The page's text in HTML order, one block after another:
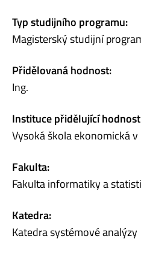
Typ studijního programu:
Magisterský studijní
Přidělovaná hodnost:
Ing.
Instituce přidělující
Vysoká škola ekonomická v
Fakulta:
Fakulta informatiky a
Katedra:
Katedra systémové analýzy